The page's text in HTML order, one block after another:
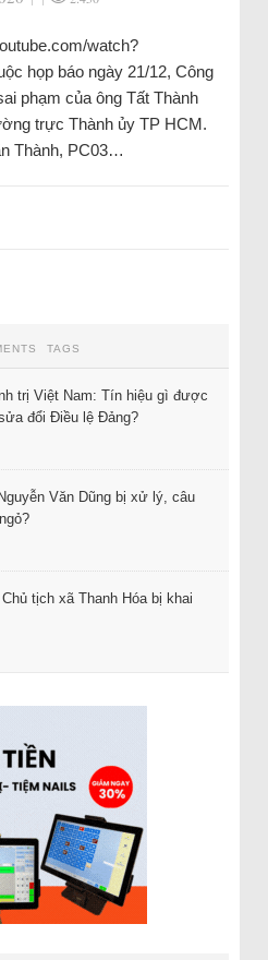
watch?
họp báo ngày 21/12, Công
phạm của ông Tất Thành
trực Thành ủy TP HCM.
Thành, PC03…
TAGS
trị Việt Nam: Tín hiệu gì được
đổi Điều lệ Đảng?
Văn Dũng bị xử lý, câu
tịch xã Thanh Hóa bị khai